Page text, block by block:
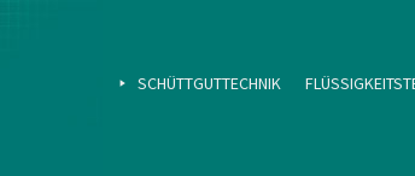
SCHÜTTGUTTECHNIK